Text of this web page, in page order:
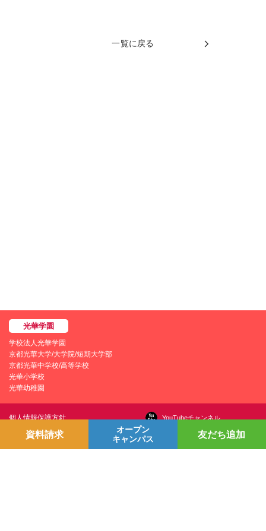
一覧に戻る
学校法人光華学園
京都光華大学/大学院/短期大学部
京都光華中学校/高等学校
光華小学校
光華幼稚園
個人情報保護方針
プライバシーポリシー
YouTubeチャンネル
資料請求
オープン
キャンパス
友だち追加